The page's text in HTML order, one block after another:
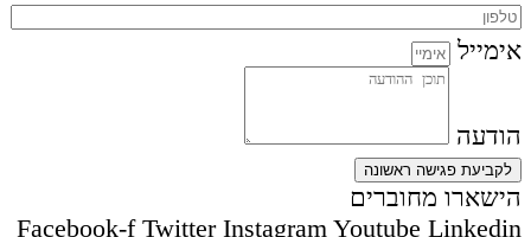
אימייל
הודעה
לקביעת פגישה ראשונה
הישארו מחוברים
Facebook-f Twitter Instagram Youtube Linkedin